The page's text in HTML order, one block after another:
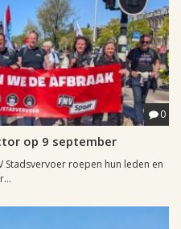
0
op 9 september
Stadsvervoer roepen hun leden en